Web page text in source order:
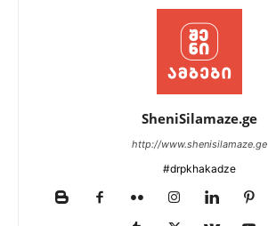
SheniSilamaze.ge
http://www.shenisilamaze.ge
#drpkhakadze